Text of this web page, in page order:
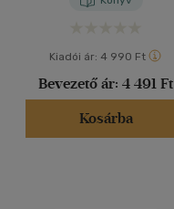
Új a kínálatban
Ár szerint
500 Ft alatt(78)
500 Ft - 2500 Ft
Kiadói ár: 4 990 Ft
Bevezető ár: 4 491 Ft
Kosárba